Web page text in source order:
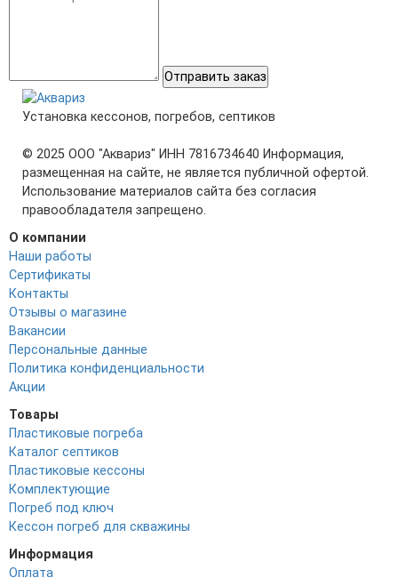
Отправить заказ
Установка кессонов, погребов, септиков
© 2025 ООО "Аквариз" ИНН 7816734640 Информация,
размещенная на сайте, не является публичной офертой.
Использование материалов сайта без согласия
правообладателя запрещено.
О компании
Наши работы
Сертификаты
Контакты
Отзывы о магазине
Вакансии
Персональные данные
Политика конфиденциальности
Акции
Товары
Пластиковые погреба
Каталог септиков
Пластиковые кессоны
Комплектующие
Погреб под ключ
Кессон погреб для скважины
Информация
Оплата